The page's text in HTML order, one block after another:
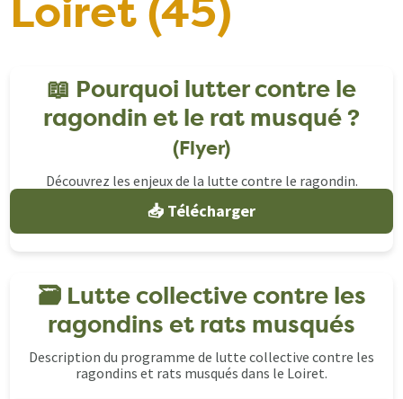
Loiret (45)
📖 Pourquoi lutter contre le
ragondin et le rat musqué ?
(Flyer)
Découvrez les enjeux de la lutte contre le ragondin.
📥 Télécharger
🗃️ Lutte collective contre les
ragondins et rats musqués
Description du programme de lutte collective contre les
ragondins et rats musqués dans le Loiret.